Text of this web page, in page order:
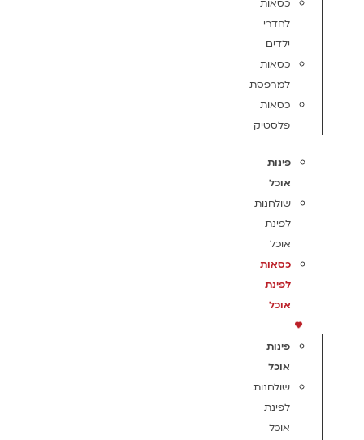
כסאות
לחדרי
ילדים
כסאות
למרפסת
כסאות
פלסטיק
פינות
אוכל
שולחנות
לפינת
אוכל
כסאות
לפינת
אוכל
פינות
אוכל
שולחנות
לפינת
אוכל